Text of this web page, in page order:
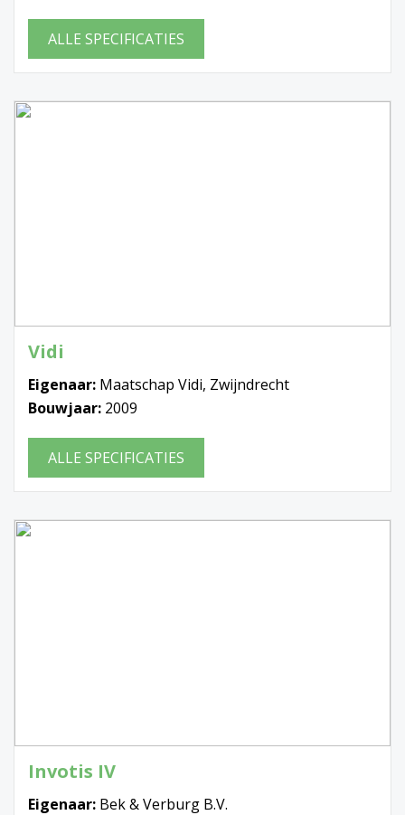
ALLE SPECIFICATIES
Vidi
Eigenaar: Maatschap Vidi, Zwijndrecht
Bouwjaar: 2009
ALLE SPECIFICATIES
Invotis IV
Eigenaar: Bek & Verburg B.V.